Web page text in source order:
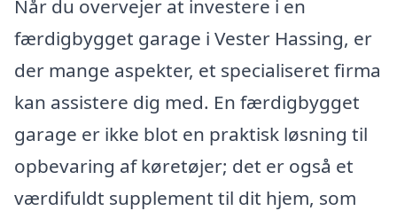
Når du overvejer at investere i en
færdigbygget garage i Vester Hassing, er
der mange aspekter, et specialiseret firma
kan assistere dig med. En færdigbygget
garage er ikke blot en praktisk løsning til
opbevaring af køretøjer; det er også et
værdifuldt supplement til dit hjem, som